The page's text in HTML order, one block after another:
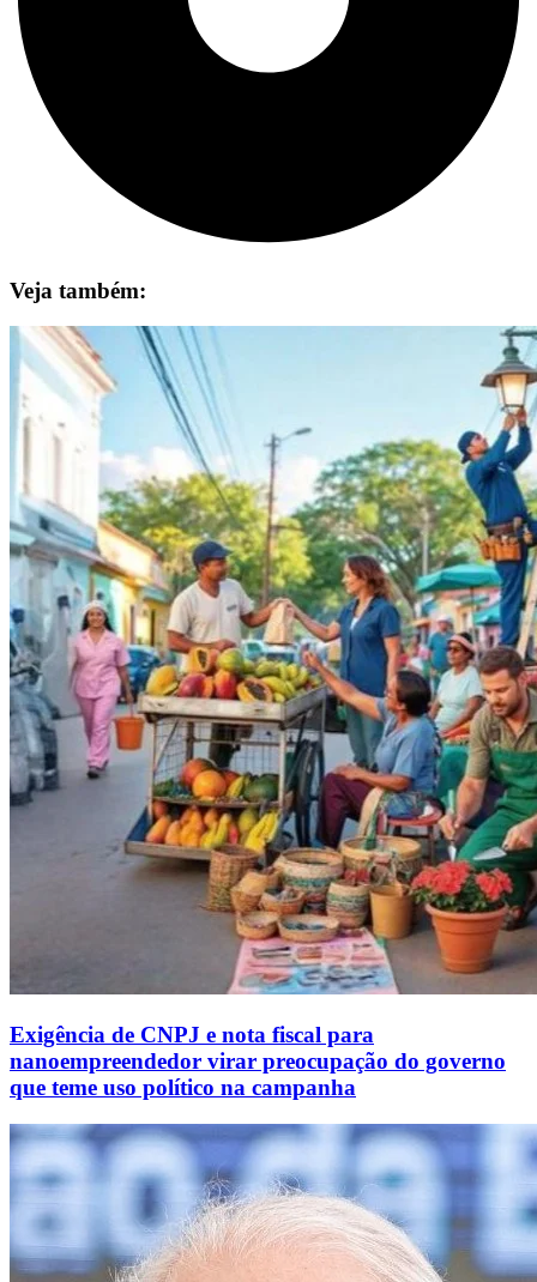
Veja também:
Exigência de CNPJ e nota fiscal para
nanoempreendedor virar preocupação do governo
que teme uso político na campanha